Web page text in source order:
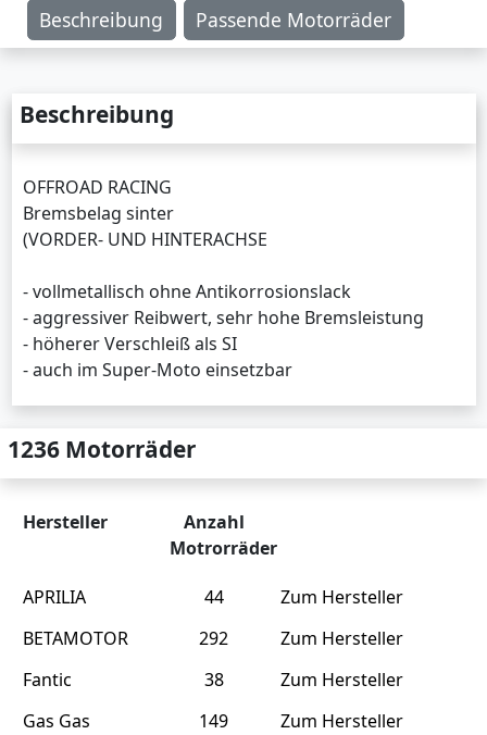
Beschreibung Passende Motorräder
Beschreibung
OFFROAD RACING
Bremsbelag sinter
(VORDER- UND HINTERACHSE
- vollmetallisch ohne Antikorrosionslack
- aggressiver Reibwert, sehr hohe Bremsleistung
- höherer Verschleiß als SI
- auch im Super-Moto einsetzbar
1236 Motorräder
Hersteller
Anzahl
Motrorräder
APRILIA 44
Zum Hersteller
BETAMOTOR
292
Zum Hersteller
Fantic
38
Zum Hersteller
Gas Gas
149
Zum Hersteller